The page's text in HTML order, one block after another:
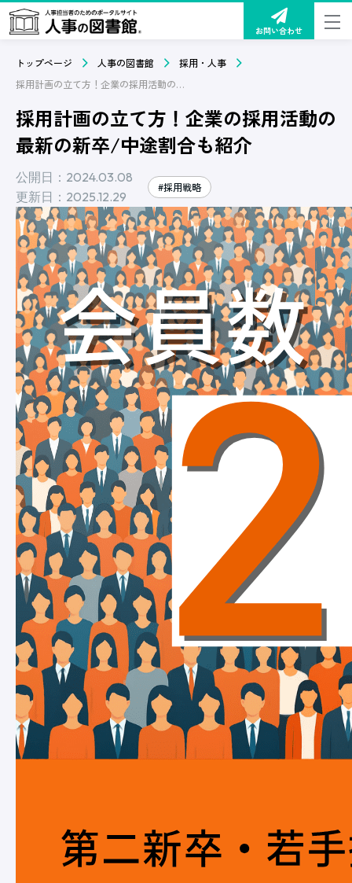
お問い合わせ
トップページ 人事の図書館
採用・人事
採用計画の立て方！企業の採用活動の最新の新卒/中途割合も紹介
採用計画の立て方！企業の採用活動の
最新の新卒/中途割合も紹介
公開日：2024.03.08
更新日：2025.12.29
#採用戦略